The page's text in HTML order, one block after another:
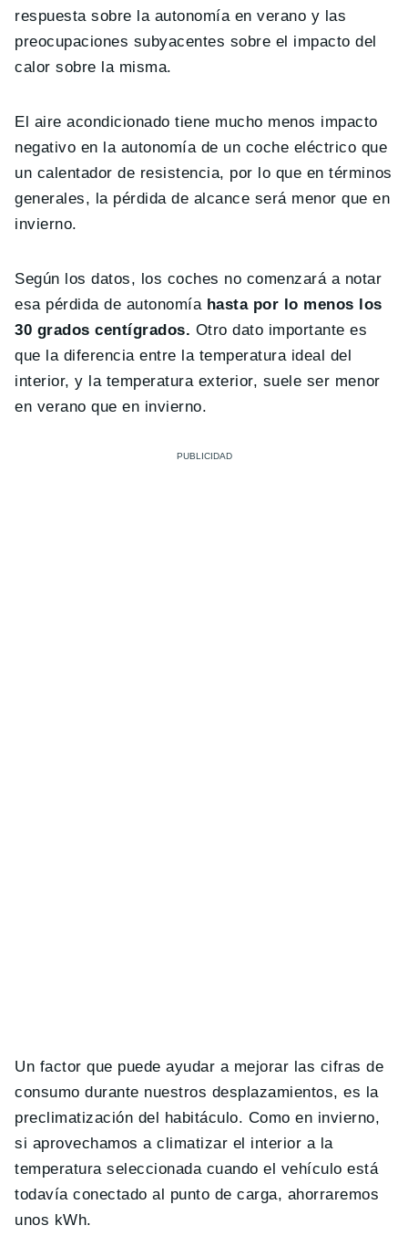
respuesta sobre la autonomía en verano y las
preocupaciones subyacentes sobre el impacto del
calor sobre la misma.
El aire acondicionado tiene mucho menos impacto
negativo en la autonomía de un coche eléctrico que
un calentador de resistencia, por lo que en términos
generales, la pérdida de alcance será menor que en
invierno.
Según los datos, los coches no comenzará a notar
esa pérdida de autonomíahasta por lo menos los
30 grados centígrados. Otro dato importante es
que la diferencia entre la temperatura ideal del
interior, y la temperatura exterior, suele ser menor
en verano que en invierno.
Un factor que puede ayudar a mejorar las cifras de
consumo durante nuestros desplazamientos, es la
preclimatización del habitáculo. Como en invierno,
si aprovechamos a climatizar el interior a la
temperatura seleccionada cuando el vehículo está
todavía conectado al punto de carga, ahorraremos
unos kWh.